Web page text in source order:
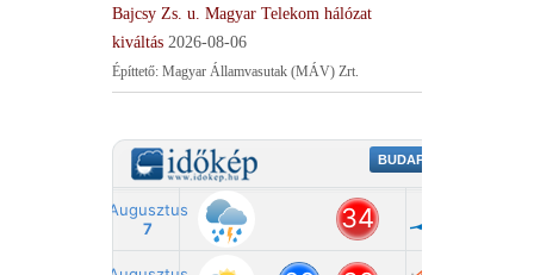
Bajcsy Zs. u. Magyar Telekom hálózat
kiváltás 2026-08-06
Építtető: Magyar Államvasutak (MÁV) Zrt.